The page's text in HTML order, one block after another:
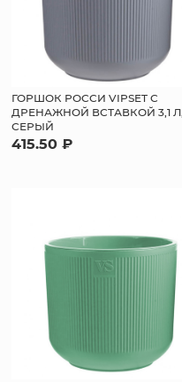
ГОРШОК РОССИ VIPSET С
ДРЕНАЖНОЙ ВСТАВКОЙ 3,1 Л,
СЕРЫЙ
415.50 ₽